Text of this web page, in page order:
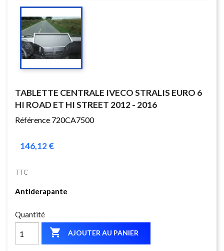
TABLETTE CENTRALE IVECO STRALIS EURO 6
HI ROAD ET HI STREET 2012 - 2016
Référence 720CA7500
146,12 €
TTC
Antiderapante
Quantité
 AJOUTER AU PANIER